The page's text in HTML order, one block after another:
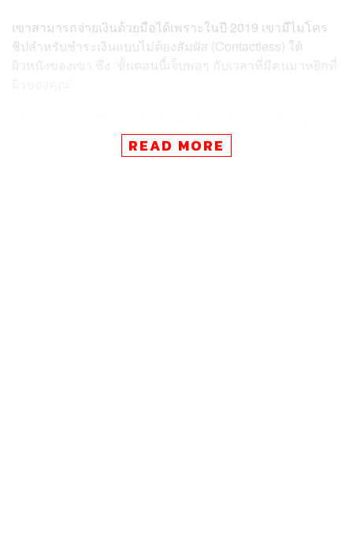
เขาสามารถจ่ายเงินด้วยมือได้เพราะในปี 2019 เขามีไมโคร
ชิปสำหรับชำระเงินแบบไม่ต้องสัมผัส (Contactless) ใต้
ผิวหนังของเขา ซึ่ง ‘ขั้นตอนนี้เจ็บพอๆ กับเวลาที่มีคนมาหยิกที่
Walletmor บริษัทสัญชาติอังกฤษ-โปแลนด์ กล่าวว่าปีที่แล้ว
ตัวเองกลายเป็นแรกที่เสนอขายชิปเหล่านี้
READ MORE